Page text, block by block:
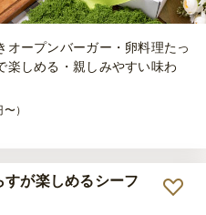
オープンバーガー・卵料理たっ
楽しめる・親しみやすい味わ
）
が楽しめるシーフ